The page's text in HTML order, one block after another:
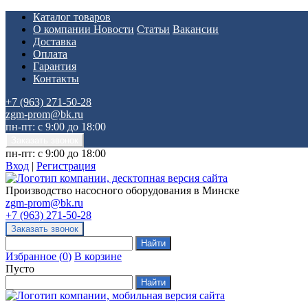
Каталог товаров
О компании Новости Статьи Вакансии
Доставка
Оплата
Гарантия
Контакты
+7 (963) 271-50-28
zgm-prom@bk.ru
пн-пт: с 9:00 до 18:00
пн-пт: с 9:00 до 18:00
Вход | Регистрация
Производство насосного оборудования в Минске
zgm-prom@bk.ru
+7 (963) 271-50-28
Избранное (0) В корзине
Пусто